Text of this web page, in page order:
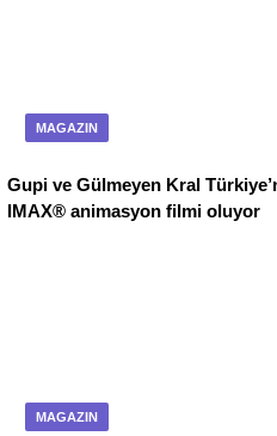
MAGAZIN
Gupi ve Gülmeyen Kral
IMAX® animasyon filmi oluyor
MAGAZIN